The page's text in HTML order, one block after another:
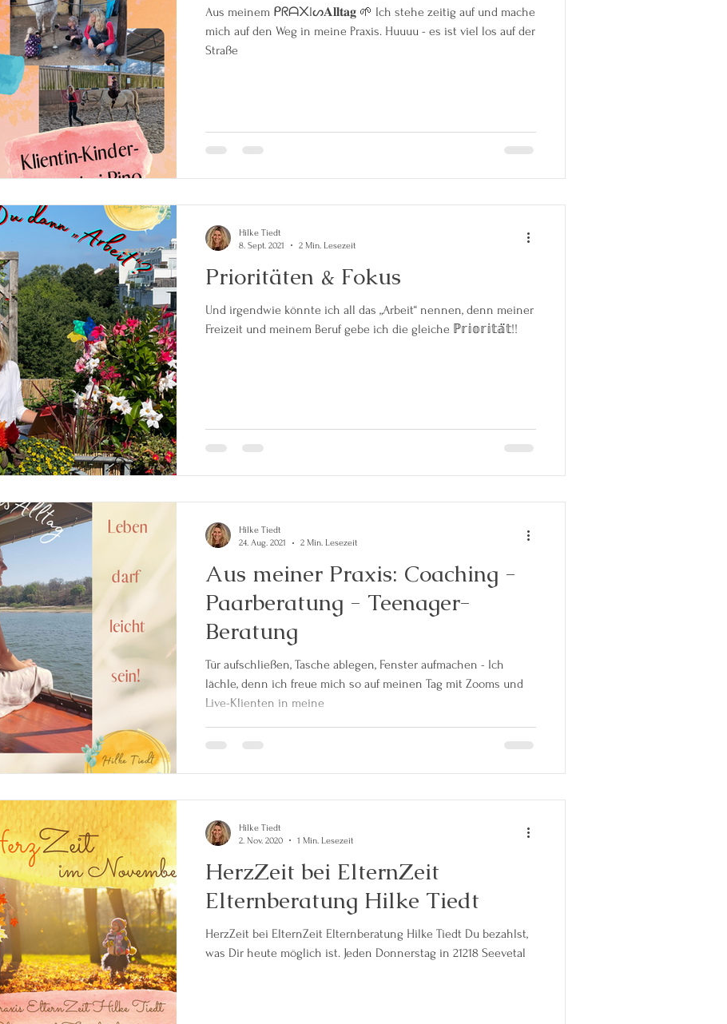
Aus meinem ᑭᖇᗩ᙭Iᔕ𝐀𝐥𝐥𝐭𝐚𝐠 🌱 Ich stehe zeitig auf und mache
mich auf den Weg in meine Praxis. Huuuu - es ist viel los auf der
Straße
Prioritäten & Fokus
Und irgendwie könnte ich all das „Arbeit“ nennen, denn meiner
Freizeit und meinem Beruf gebe ich die gleiche ℙ𝕣𝕚𝕠𝕣𝕚𝕥𝕒̈𝕥!!
Hilke Tiedt
8. Sept. 2021
2 Min. Lesezeit
Aus meiner Praxis: Coaching -
Paarberatung - Teenager-
Beratung
Tür aufschließen, Tasche ablegen, Fenster aufmachen - Ich
lächle, denn ich freue mich so auf meinen Tag mit Zooms und
Live-Klienten in meine
Hilke Tiedt
24. Aug. 2021
2 Min. Lesezeit
HerzZeit bei ElternZeit
Elternberatung Hilke Tiedt
HerzZeit bei ElternZeit Elternberatung Hilke Tiedt Du bezahlst,
was Dir heute möglich ist. Jeden Donnerstag in 21218 Seevetal
Hilke Tiedt
2. Nov. 2020
1 Min. Lesezeit